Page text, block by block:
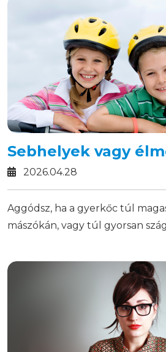
Sebhelyek vagy
2026.04.28
Aggódsz, ha a gyerkőc túl
mászókán, vagy túl gyorsan
mentes játék, és mindeközben
meg a nyugalmunkat szülőként.